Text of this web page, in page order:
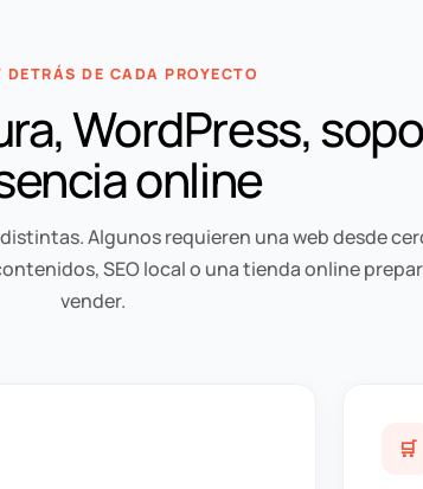
DETRÁS DE CADA PROYECTO
WordPress,
online
Algunos requieren una web desde
SEO local o una tienda online
vender.
🛒